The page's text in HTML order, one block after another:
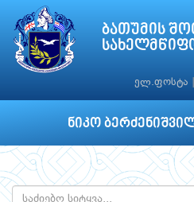
ბათუმის
ელ.ფოსტა
ნიკო